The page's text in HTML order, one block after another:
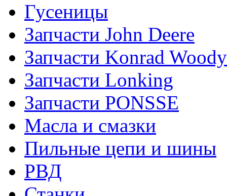
Гусеницы
Запчасти John Deere
Запчасти Konrad Woody
Запчасти Lonking
Запчасти PONSSE
Масла и смазки
Пильные цепи и шины
РВД